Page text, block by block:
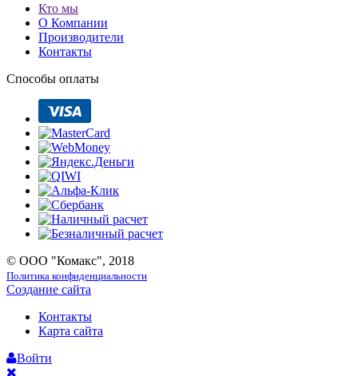
Кто мы
О Компании
Производители
Контакты
Способы оплаты
© ООО "Комакс", 2018
Политика конфиденциальности
Создание сайта
Контакты
Карта сайта
Войти